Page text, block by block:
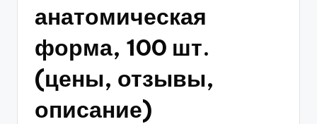
анатомическая
форма, 100 шт.
(цены, отзывы,
описание)